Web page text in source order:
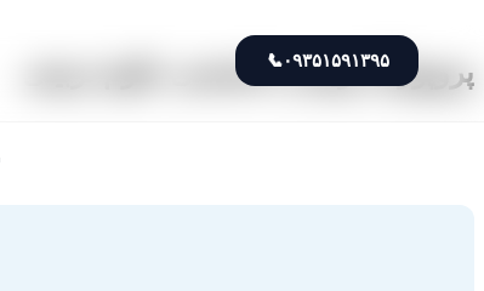
۰۹۳۵۱۵۹۱۳۹۵📞
پروپوزال نویسی تخصصی علوم تربیتی